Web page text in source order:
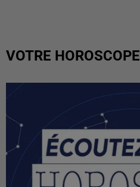
VOTRE HOROSCOPE